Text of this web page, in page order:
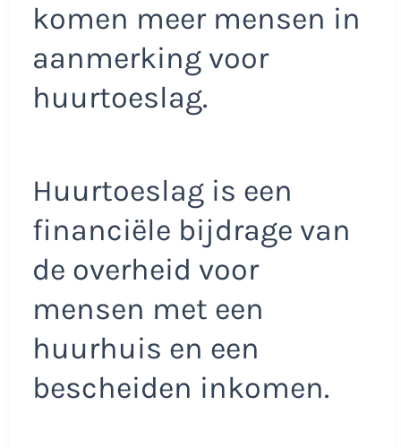
komen meer mensen in
aanmerking voor
huurtoeslag.
Huurtoeslag is een
financiële bijdrage van
de overheid voor
mensen met een
huurhuis en een
bescheiden inkomen.